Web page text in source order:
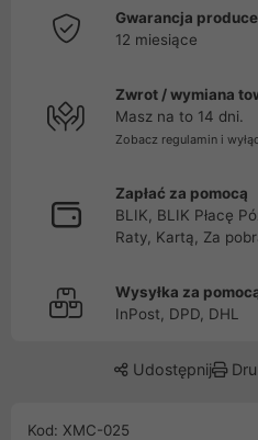
Gwarancja
12 miesiące
Zwrot / wymiana
Masz na to 14 dni.
Zobacz regulamin i
Zapłać za pomocą
BLIK, BLIK Płacę
Raty, Kartą, Za
Wysyłka za
InPost, DPD, DHL
Udostępnij
Kod: XMC-025